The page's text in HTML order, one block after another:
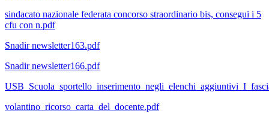
sindacato nazionale federata concorso straordinario bis, consegui i 5
cfu con n.pdf
Snadir newsletter163.pdf
Snadir newsletter166.pdf
volantino_ricorso_carta_del_docente.pdf